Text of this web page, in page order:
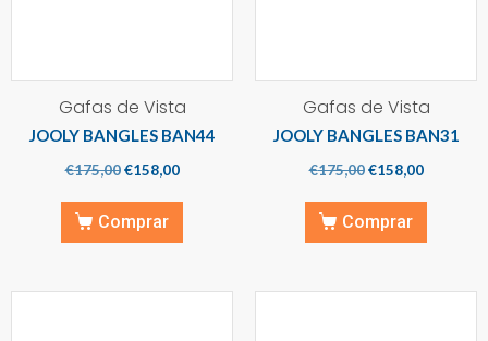
Gafas de Vista
JOOLY BANGLES BAN44
€175,00 €158,00
Comprar
Gafas de Vista
JOOLY BANGLES BAN31
€175,00 €158,00
Comprar